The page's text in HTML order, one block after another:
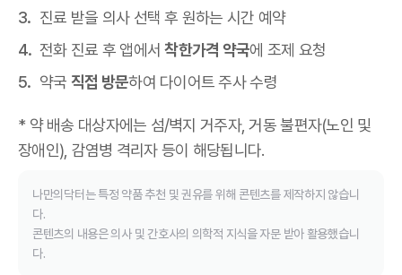
진료 받을 의사 선택 후 원하는 시간 예약
전화 진료 후 앱에서착한가격 약국에 조제 요청
약국 직접 방문하여 다이어트 주사 수령
* 약 배송 대상자에는 섬/벽지 거주자, 거동 불편자(노인 및
장애인), 감염병 격리자 등이 해당됩니다.
나만의닥터는 특정 약품 추천 및 권유를 위해 콘텐츠를 제작하지 않습니
다.
콘텐츠의 내용은 의사 및 간호사의 의학적 지식을 자문 받아 활용했습니
다.